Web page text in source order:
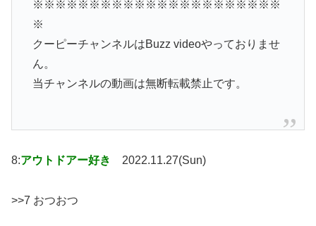
※※※※※※※※※※※※※※※※※※※※※※
※
クーピーチャンネルはBuzz videoやっておりませ
ん。
当チャンネルの動画は無断転載禁止です。
8:アウトドアー好き 2022.11.27(Sun)
>>7 おつおつ